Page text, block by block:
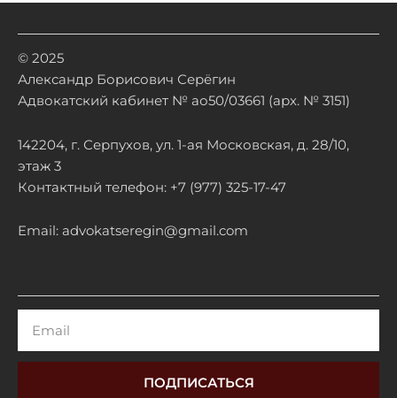
© 2025
Александр Борисович Серёгин
Адвокатский кабинет № ао50/03661 (арх. № 3151)
142204, г. Серпухов, ул. 1-ая Московская, д. 28/10,
этаж 3
Контактный телефон: +7 (977) 325-17-47
Email: advokatseregin@gmail.com
ПОДПИСАТЬСЯ